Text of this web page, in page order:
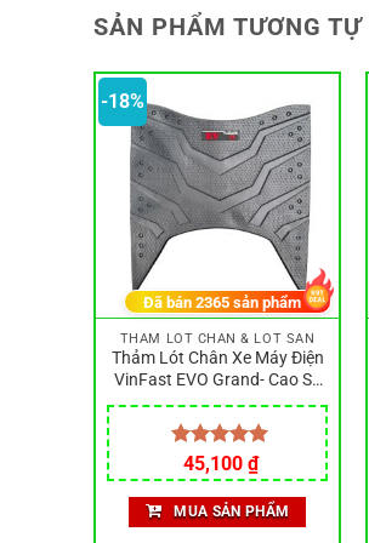
SẢN PHẨM TƯƠNG TỰ
-18%
THẢM LÓT CHÂN & LÓT SÀN
Thảm Lót Chân Xe Máy Điện
VinFast EVO Grand- Cao Su
Đen Không Mùi, Chống Trượt
Được xếp
hạng5.00
5 sao
Giá
gốc
là:
55,000 ₫.
45,100 ₫Giá
hiện
tại
là:
45,100 ₫.
Đã bán2365 sản phẩm
MUA SẢN PHẨM